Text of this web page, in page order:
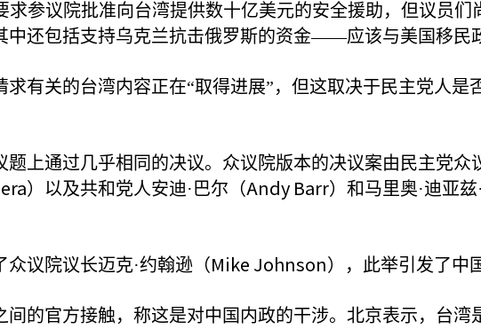
求参议院批准向台湾提供数十亿美元的安全援助，但议员们
还包括支持乌克兰抗击俄罗斯的资金——应该与美国移民
有关的台湾内容正在“取得进展”，但这取决于民主党人是
上通过几乎相同的决议。众议院版本的决议案由民主党众
）以及共和党人安迪·巴尔（Andy Barr）和马里奥·迪亚兹
众议院议长迈克·约翰逊（Mike Johnson），此举引发了中
的官方接触，称这是对中国内政的干涉。北京表示，台湾